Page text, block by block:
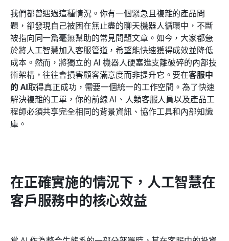
我們都曾遇過這種情況。你有一個緊急且複雜的產品問
題，卻發現自己被困在無止盡的聊天機器人循環中，不斷
被指向同一篇毫無幫助的常見問題文章。如今，大家都急
於將人工智慧加入客服管道，希望能快速獲得成效並降低
成本。然而，將獨立的 AI 機器人硬塞進支離破碎的內部技
術架構，往往會損害顧客滿意度而非提升它。要在客服中
的 AI取得真正成功，需要一個統一的工作空間。為了快速
解決複雜的工單，你的前線 AI、人類客服人員以及產品工
程師必須共享完全相同的背景資訊、協作工具和內部知識
庫。
在正確實施的情況下，人工智慧在
客戶服務中的核心效益
團隊
人工智慧在客服的未來：打破內部壁壘
結論
常見問題
相關閱讀